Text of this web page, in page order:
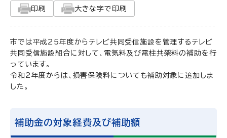
印刷
大きな字で印刷
市では平成25年度からテレビ共同受信施設を管理するテレビ
共同受信施設組合に対して、電気料及び電柱共架料の補助を行
っています。
令和2年度からは、損害保険料についても補助対象に追加しま
した。
補助金の対象経費及び補助額